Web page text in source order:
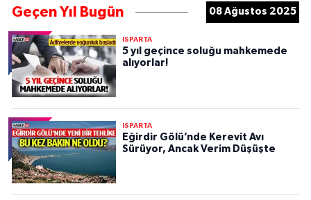
Geçen Yıl Bugün 08 Ağustos 2025
ISPARTA
5 yıl geçince soluğu mahkemede
alıyorlar!
ISPARTA
Eğirdir Gölü’nde Kerevit Avı
Sürüyor, Ancak Verim Düşüşte